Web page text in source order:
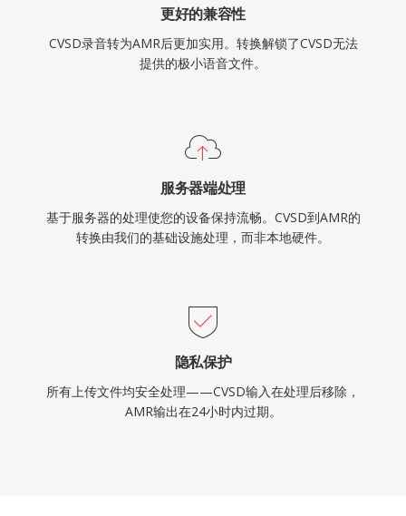
更好的兼容性
CVSD录音转为AMR后更加实用。转换解锁了CVSD无法
提供的极小语音文件。
服务器端处理
基于服务器的处理使您的设备保持流畅。CVSD到AMR的
转换由我们的基础设施处理，而非本地硬件。
隐私保护
所有上传文件均安全处理——CVSD输入在处理后移除，
AMR输出在24小时内过期。